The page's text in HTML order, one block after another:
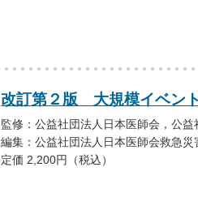
改訂第２版 大規模イベン
監修：公益社団法人日本医師会，公
編集：公益社団法人日本医師会救急災
定価 2,200円（税込）